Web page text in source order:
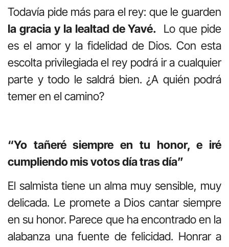
Todavía pide más para el rey: que le guarden
la gracia y la lealtad de Yavé. Lo que pide
es el amor y la fidelidad de Dios. Con esta
escolta privilegiada el rey podrá ir a cualquier
parte y todo le saldrá bien. ¿A quién podrá
temer en el camino?
“Yo tañeré siempre en tu honor, e iré
cumpliendo mis votos día tras día”
El salmista tiene un alma muy sensible, muy
delicada. Le promete a Dios cantar siempre
en su honor. Parece que ha encontrado en la
alabanza una fuente de felicidad. Honrar a